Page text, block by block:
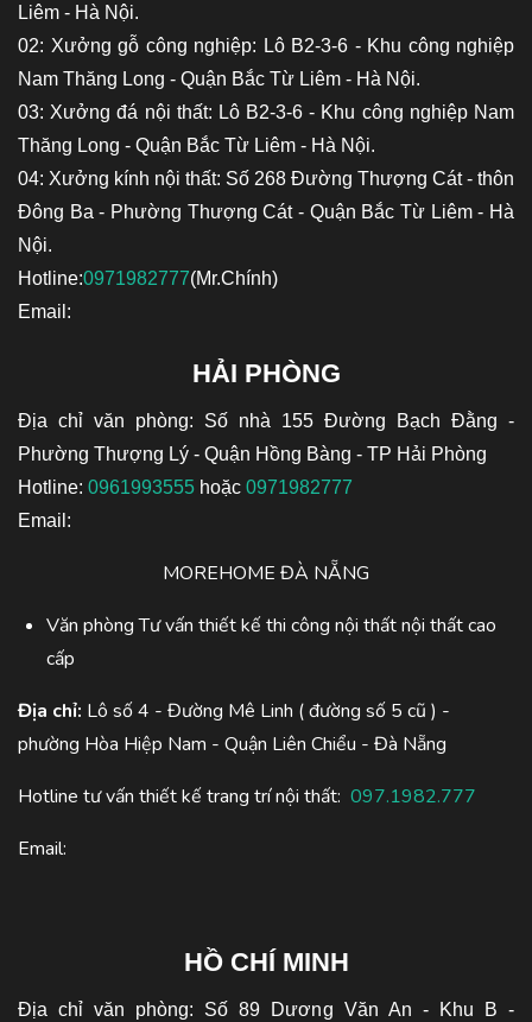
Liêm - Hà Nội.
02: Xưởng gỗ công nghiệp: Lô B2-3-6 - Khu công nghiệp
Nam Thăng Long - Quận Bắc Từ Liêm - Hà Nội.
03: Xưởng đá nội thất: Lô B2-3-6 - Khu công nghiệp Nam
Thăng Long - Quận Bắc Từ Liêm - Hà Nội.
04: Xưởng kính nội thất: Số 268 Đường Thượng Cát - thôn
Đông Ba - Phường Thượng Cát - Quận Bắc Từ Liêm - Hà
Nội.
Hotline:0971982777(Mr.Chính)
Email:
HẢI PHÒNG
Địa chỉ văn phòng: Số nhà 155 Đường Bạch Đằng -
Phường Thượng Lý - Quận Hồng Bàng - TP Hải Phòng
Hotline: 0961993555 hoặc 0971982777
Email:
MOREHOME ĐÀ NẴNG
Văn phòng Tư vấn thiết kế thi công nội thất nội thất cao
cấp
Địa chỉ: Lô số 4 - Đường Mê Linh ( đường số 5 cũ ) -
phường Hòa Hiệp Nam - Quận Liên Chiểu - Đà Nẵng
Hotline tư vấn thiết kế trang trí nội thất: 097.1982.777
Email:
HỒ CHÍ MINH
Địa chỉ văn phòng: Số 89 Dương Văn An - Khu B -